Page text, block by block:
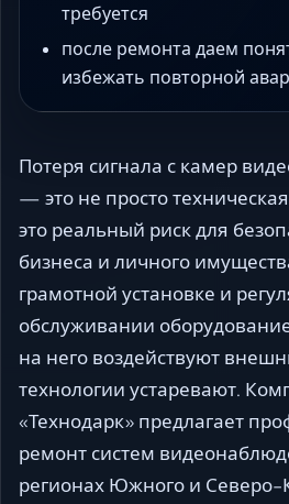
требуется
после ремонта даем
избежать повторной
Потеря сигнала с камер
— это не просто
это реальный риск для
бизнеса и личного
грамотной установке и
обслуживании
на него воздействуют
технологии устаревают.
«Технодарк» предлагает
ремонт систем
регионах Южного и Северо-